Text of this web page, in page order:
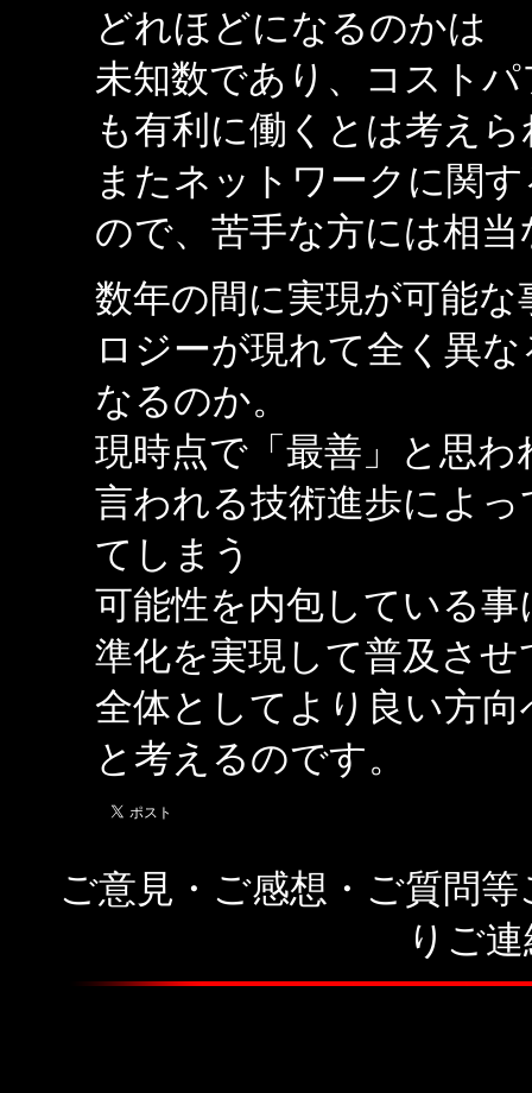
どれほどになるのかは
未知数であり、コスト
も有利に働くとは考え
またネットワークに関
ので、苦手な方には相
数年の間に実現が可能
ロジーが現れて全く異
なるのか。
現時点で「最善」と思
言われる技術進歩によ
てしまう
可能性を内包している
準化を実現して普及さ
全体としてより良い方
と考えるのです。
ご意見・ご感想・ご質問
りご